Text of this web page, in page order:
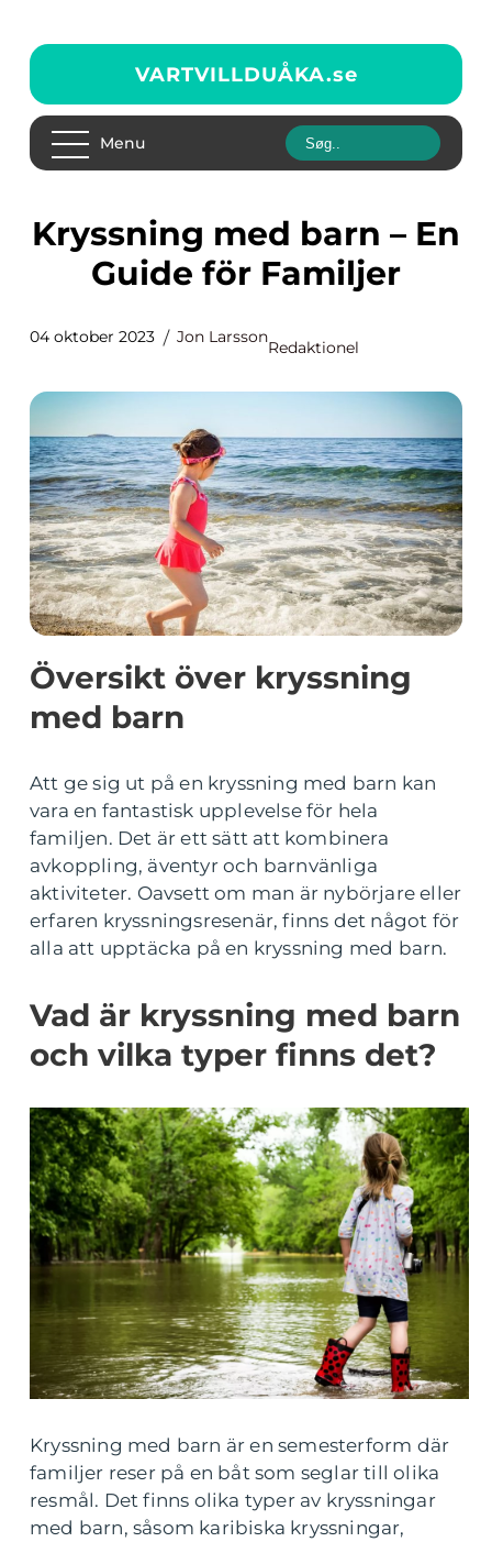
VARTVILLDUÅKA.se
Menu
Kryssning med barn – En
Guide för Familjer
04 oktober 2023 Jon Larsson
Redaktionel
Översikt över kryssning
med barn
Att ge sig ut på en kryssning med barn kan
vara en fantastisk upplevelse för hela
familjen. Det är ett sätt att kombinera
avkoppling, äventyr och barnvänliga
aktiviteter. Oavsett om man är nybörjare eller
erfaren kryssningsresenär, finns det något för
alla att upptäcka på en kryssning med barn.
Vad är kryssning med barn
och vilka typer finns det?
Kryssning med barn är en semesterform där
familjer reser på en båt som seglar till olika
resmål. Det finns olika typer av kryssningar
med barn, såsom karibiska kryssningar,